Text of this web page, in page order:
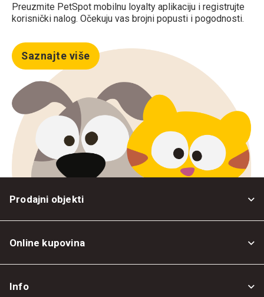
Preuzmite PetSpot mobilnu loyalty aplikaciju i registrujte
korisnički nalog. Očekuju vas brojni popusti i pogodnosti.
Saznajte više
Prodajni objekti
Online kupovina
Info